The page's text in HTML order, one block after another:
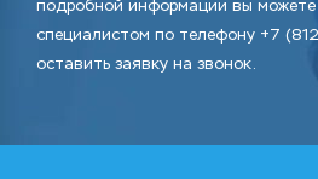
подробной информации вы можете
специалистом по телефону +7
оставить заявку на звонок.